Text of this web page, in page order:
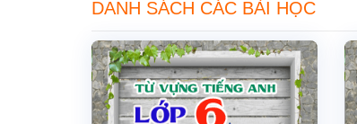
DANH SÁCH CÁC BÀI HỌC